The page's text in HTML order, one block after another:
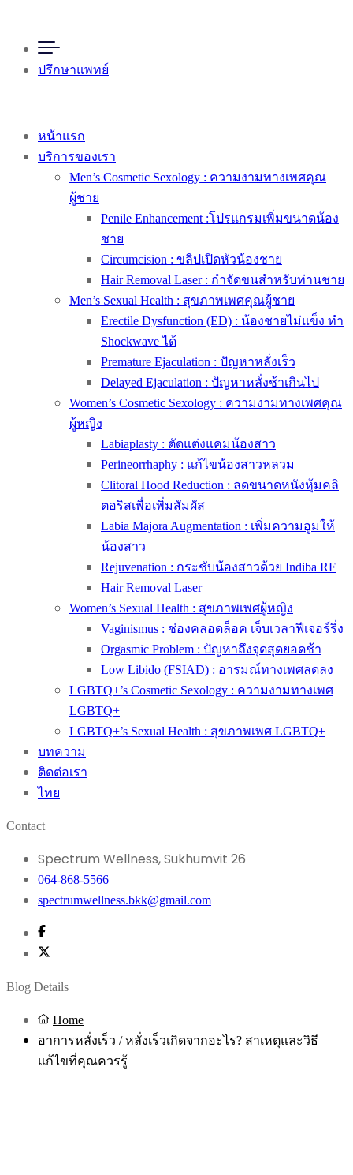
ปรึกษาแพทย์
หน้าแรก
บริการของเรา
Men’s Cosmetic Sexology : ความงามทางเพศคุณ
ผู้ชาย
Penile Enhancement :โปรแกรมเพิ่มขนาดน้อง
ชาย
Circumcision : ขลิปเปิดหัวน้องชาย
Hair Removal Laser : กำจัดขนสำหรับท่านชาย
Men’s Sexual Health : สุขภาพเพศคุณผู้ชาย
Erectile Dysfunction (ED) : น้องชายไม่แข็ง ทำ
Shockwave ได้
Premature Ejaculation : ปัญหาหลั่งเร็ว
Delayed Ejaculation : ปัญหาหลั่งช้าเกินไป
Women’s Cosmetic Sexology : ความงามทางเพศคุณ
ผู้หญิง
Labiaplasty : ตัดแต่งแคมน้องสาว
Perineorrhaphy : แก้ไขน้องสาวหลวม
Clitoral Hood Reduction : ลดขนาดหนังหุ้มคลิ
ตอริสเพื่อเพิ่มสัมผัส
Labia Majora Augmentation : เพิ่มความอูมให้
น้องสาว
Rejuvenation : กระชับน้องสาวด้วย Indiba RF
Hair Removal Laser
Women’s Sexual Health : สุขภาพเพศผู้หญิง
Vaginismus : ช่องคลอดล็อค เจ็บเวลาฟีเจอร์ริ่ง
Orgasmic Problem : ปัญหาถึงจุดสุดยอดช้า
Low Libido (FSIAD) : อารมณ์ทางเพศลดลง
LGBTQ+’s Cosmetic Sexology : ความงามทางเพศ
LGBTQ+
LGBTQ+’s Sexual Health : สุขภาพเพศ LGBTQ+
บทความ
ติดต่อเรา
ไทย
Contact
Spectrum Wellness, Sukhumvit 26
064-868-5566
spectrumwellness.bkk@gmail.com
Blog Details
Home
อาการหลั่งเร็ว / หลั่งเร็วเกิดจากอะไร? สาเหตุและวิธี
แก้ไขที่คุณควรรู้